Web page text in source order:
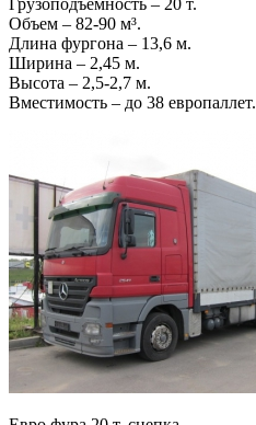
Объем – 82-90 м³.
Длина фургона – 13,6 м.
Ширина – 2,45 м.
Высота – 2,5-2,7 м.
Вместимость – до 38 европаллет.